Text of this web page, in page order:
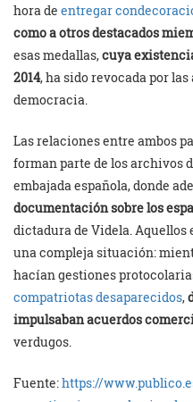
hora de entregar
como a otros destacados
esas medallas,cuya
2014, ha sido revocada por
democracia.
Las relaciones entre ambos
forman parte de los archivos
embajada española, donde
documentación sobre los
dictadura de Videla.
una compleja situación:
hacían gestiones
compatriotas desaparecidos,
impulsaban acuerdos
verdugos.
Fuente:https://